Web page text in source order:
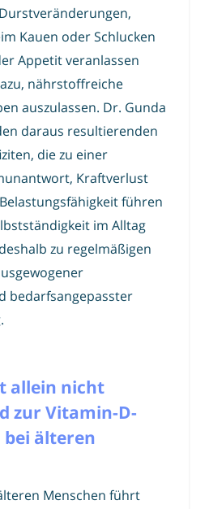
Kauen oder Schlucken
Appetit veranlassen
nährstoffreiche
auszulassen. Dr. Gunda
daraus resultierenden
die zu einer
Kraftverlust
führen
im Alltag
zu regelmäßigen
bedarfsangepasster
allein nicht
zur Vitamin-D-
älteren
Menschen führt